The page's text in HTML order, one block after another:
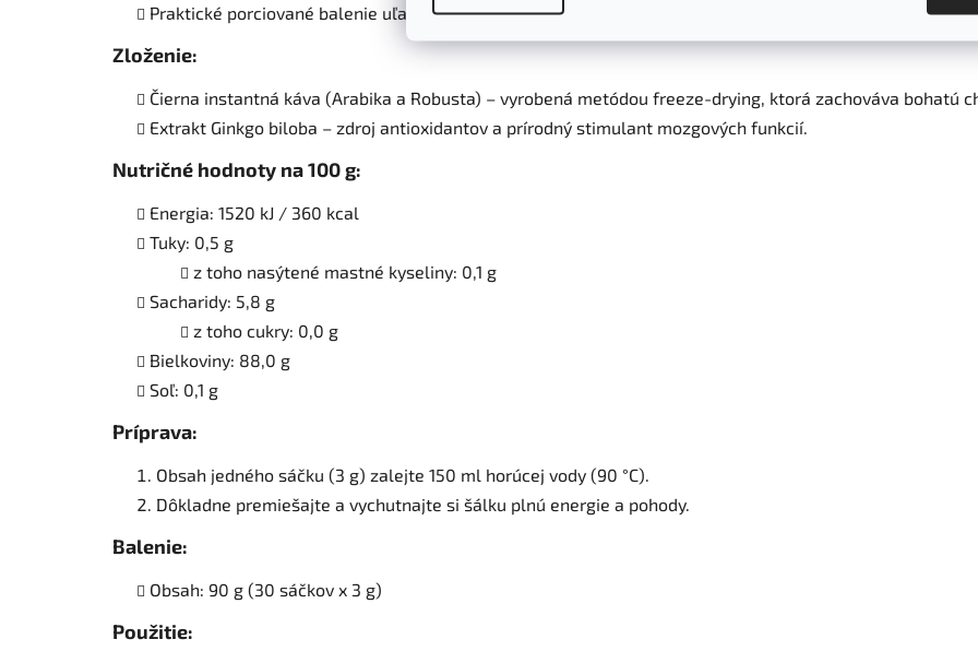
Praktické porciované balenie uľahčuje prípravu a zachováva čerstvosť.
Zloženie:
Čierna instantná káva (Arabika a Robusta) – vyrobená metódou freeze-drying, ktorá zachováva bohatú
Extrakt Ginkgo biloba – zdroj antioxidantov a prírodný stimulant mozgových funkcií.
Nutričné hodnoty na 100 g:
Energia: 1520 kJ / 360 kcal
Tuky: 0,5 g
z toho nasýtené mastné kyseliny: 0,1 g
Sacharidy: 5,8 g
z toho cukry: 0,0 g
Bielkoviny: 88,0 g
Soľ: 0,1 g
Príprava:
Obsah jedného sáčku (3 g) zalejte 150 ml horúcej vody (90 °C).
Dôkladne premiešajte a vychutnajte si šálku plnú energie a pohody.
Balenie:
Obsah: 90 g (30 sáčkov x 3 g)
Použitie: